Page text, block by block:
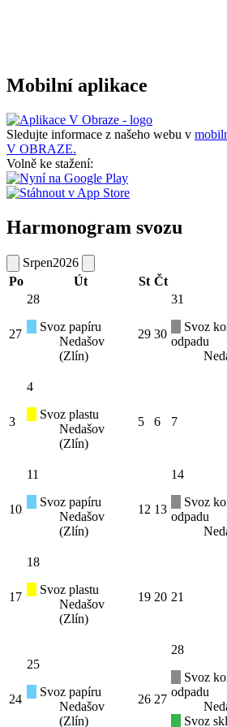
Mobilní aplikace
Sledujte informace z našeho webu v
V OBRAZE.
Volně ke stažení:
Harmonogram svozu
Srpen2026
Po
Út St Čt
27
28
Svoz papíru
Nedašov
(Zlín)
29 30
31
Svoz
odpadu
3
4
Svoz plastu
Nedašov
(Zlín)
5 6 7
10
11
Svoz papíru
Nedašov
(Zlín)
12 13
14
Svoz
odpadu
17
18
Svoz plastu
Nedašov
(Zlín)
19 20 21
24
25
Svoz papíru
Nedašov
(Zlín)
26 27
28
Svoz
odpadu
Svoz